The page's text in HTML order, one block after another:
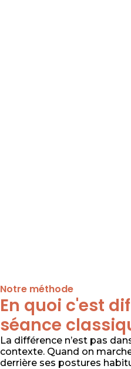
Notre méthode
En quoi c'est
séance
La différence n’est pas
contexte. Quand on
derrière ses postures